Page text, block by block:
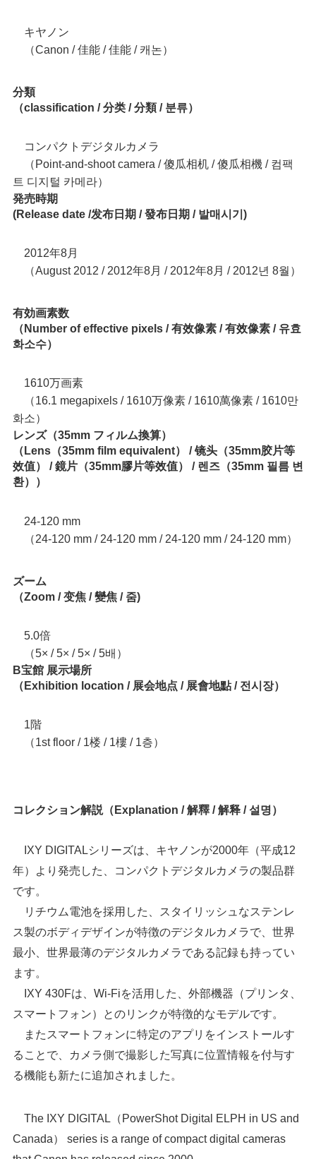
キヤノン
（Canon / 佳能 / 佳能 / 캐논）
分類
（classification / 分类 / 分類 / 분류）
コンパクトデジタルカメラ
（Point-and-shoot camera / 傻瓜相机 / 傻瓜相機 / 컴팩
트 디지털 카메라）
発売時期
(Release date /发布日期 / 發布日期 / 발매시기)
2012年8月
（August 2012 / 2012年8月 / 2012年8月 / 2012년 8월）
有効画素数
（Number of effective pixels / 有效像素 / 有效像素 / 유효
화소수）
1610万画素
（16.1 megapixels / 1610万像素 / 1610萬像素 / 1610만
화소）
レンズ（35mm フィルム換算）
（Lens（35mm film equivalent） / 镜头（35mm胶片等
效值） / 鏡片（35mm膠片等效值） / 렌즈（35mm 필름 변
환））
24-120 mm
（24-120 mm / 24-120 mm / 24-120 mm / 24-120 mm）
ズーム
（Zoom / 变焦 / 變焦 / 줌)
5.0倍
（5× / 5× / 5× / 5배）
B宝館 展示場所
（Exhibition location / 展会地点 / 展會地點 / 전시장）
1階
（1st floor / 1楼 / 1樓 / 1층）
コレクション解説（Explanation / 解釋 / 解释 / 설명）
IXY DIGITALシリーズは、キヤノンが2000年（平成12
年）より発売した、コンパクトデジタルカメラの製品群
です。
リチウム電池を採用した、スタイリッシュなステンレ
ス製のボディデザインが特徴のデジタルカメラで、世界
最小、世界最薄のデジタルカメラである記録も持ってい
ます。
IXY 430Fは、Wi-Fiを活用した、外部機器（プリンタ、
スマートフォン）とのリンクが特徴的なモデルです。
またスマートフォンに特定のアプリをインストールす
ることで、カメラ側で撮影した写真に位置情報を付与す
る機能も新たに追加されました。
The IXY DIGITAL（PowerShot Digital ELPH in US and
Canada） series is a range of compact digital cameras